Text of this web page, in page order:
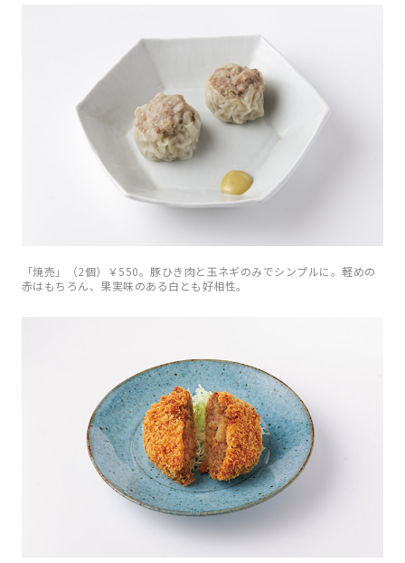
「焼売」（2個）￥550。豚ひき肉と玉ネギのみでシンプルに。軽めの
赤はもちろん、果実味のある白とも好相性。